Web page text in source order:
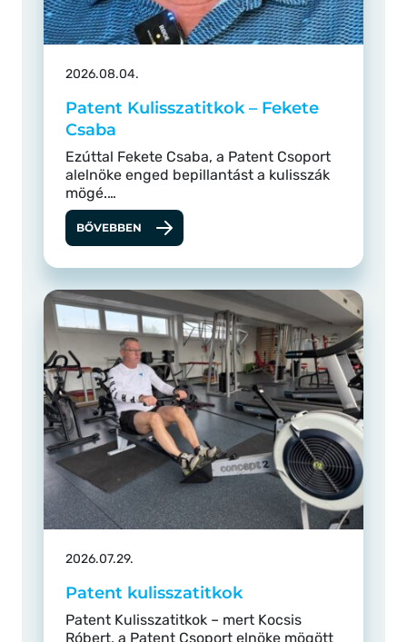
2026.08.04.
Patent Kulisszatitkok – Fekete
Csaba
Ezúttal Fekete Csaba, a Patent Csoport
alelnöke enged bepillantást a kulisszák
mögé.…
BŐVEBBEN
2026.07.29.
Patent kulisszatitkok
Patent Kulisszatitkok – mert Kocsis
Róbert, a Patent Csoport elnöke mögött